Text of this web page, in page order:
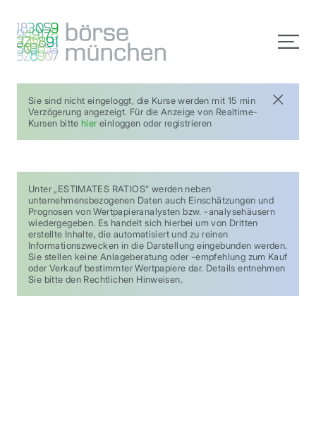
Sie sind nicht eingeloggt, die Kurse werden mit 15 min
Verzögerung angezeigt. Für die Anzeige von Realtime-
Kursen bittehier einloggen oder registrieren
Unter „ESTIMATES RATIOS“ werden neben
unternehmensbezogenen Daten auch Einschätzungen und
Prognosen von Wertpapieranalysten bzw. -analysehäusern
wiedergegeben. Es handelt sich hierbei um von Dritten
erstellte Inhalte, die automatisiert und zu reinen
Informationszwecken in die Darstellung eingebunden werden.
Sie stellen keine Anlageberatung oder -empfehlung zum Kauf
oder Verkauf bestimmter Wertpapiere dar. Details entnehmen
Sie bitte den Rechtlichen Hinweisen.